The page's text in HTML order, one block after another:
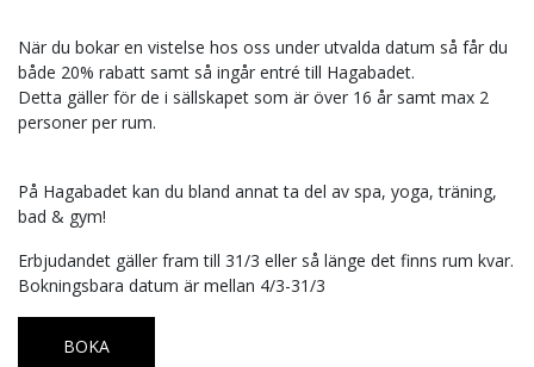
När du bokar en vistelse hos oss under utvalda datum så får du
både 20% rabatt samt så ingår entré till Hagabadet.
Detta gäller för de i sällskapet som är över 16 år samt max 2
personer per rum.
På Hagabadet kan du bland annat ta del av spa, yoga, träning,
bad & gym!
Erbjudandet gäller fram till 31/3 eller så länge det finns rum kvar.
Bokningsbara datum är mellan 4/3-31/3
BOKA